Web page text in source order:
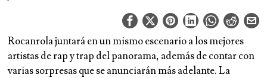
Rocanrola juntará en un mismo escenario a los mejores
artistas de rap y trap del panorama, además de contar con
varias sorpresas que se anunciarán más adelante. La